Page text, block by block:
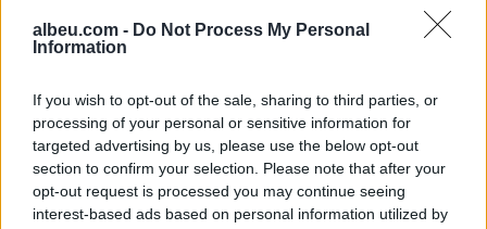
albeu.com - Do Not Process My Personal
Information
If you wish to opt-out of the sale, sharing to third parties, or
processing of your personal or sensitive information for
targeted advertising by us, please use the below opt-out
section to confirm your selection. Please note that after your
opt-out request is processed you may continue seeing
interest-based ads based on personal information utilized by
në Ceuta, Spanja rikthen
kontrollet kufitare ndaj
Goditjet ruse me dronë
dhe bomba në Ukrainë